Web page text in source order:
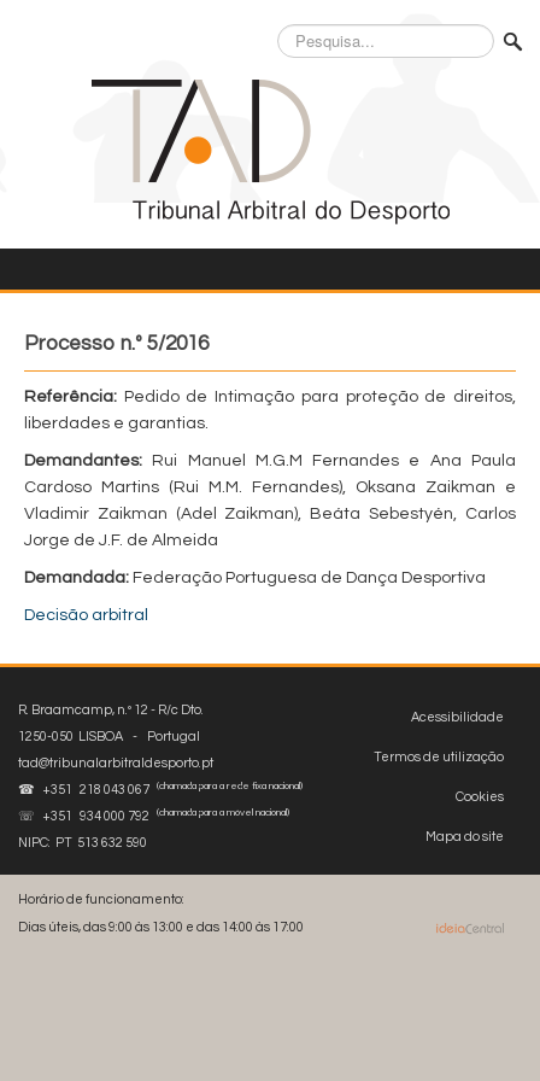
Pesquisa...
Processo n.º 5/2016
Referência: Pedido de Intimação para proteção de direitos,
liberdades e garantias.
Demandantes: Rui Manuel M.G.M Fernandes e Ana Paula
Cardoso Martins (Rui M.M. Fernandes), Oksana Zaikman e
Vladimir Zaikman (Adel Zaikman), Beáta Sebestyén, Carlos
Jorge de J.F. de Almeida
Demandada: Federação Portuguesa de Dança Desportiva
Decisão arbitral
Acessibilidade
Termos de utilização
Cookies
Mapa do site
R. Braamcamp, n.º 12 - R/c Dto.
1250-050 LISBOA - Portugal
tad@tribunalarbitraldesporto.pt
☎ +351 218 043 067
(chamada para a rede fixa nacional)
☏ +351 934 000 792 (chamada para a móvel nacional)
NIPC: PT 513 632 590
Horário de funcionamento:
Dias úteis, das 9:00 às 13:00 e das 14:00 às 17:00